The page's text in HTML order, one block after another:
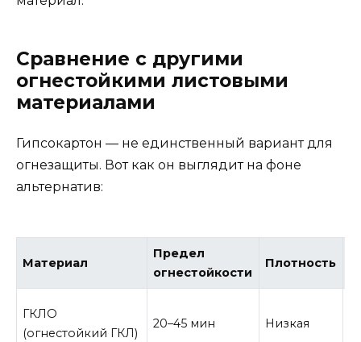
Сравнение с другими
огнестойкими листовыми
материалами
Гипсокартон — не единственный вариант для
огнезащиты. Вот как он выглядит на фоне
альтернатив:
Материал
Предел
огнестойкости
Плотность
ГКЛО
(огнестойкий ГКЛ)
20–45 мин Низкая